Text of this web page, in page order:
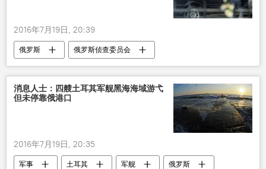
2016年7月19日, 20:39
俄罗斯
俄罗斯侦查委员会
俄罗斯联邦安全局
消息人士：四艘土耳其军舰黑海海域游弋
但未停靠俄港口
2016年7月19日, 20:35
军事 土耳其 军舰 俄罗斯